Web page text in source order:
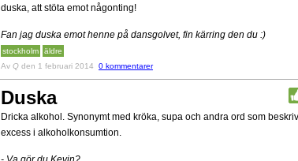
duska, att stöta emot någonting!
Fan jag duska emot henne på dansgolvet, fin kärring den du :)
stockholm
äldre
Av Q den 1 februari 2014 0 kommentarer
Duska
Dricka alkohol. Synonymt med kröka, supa och andra ord som
excess i alkoholkonsumtion.